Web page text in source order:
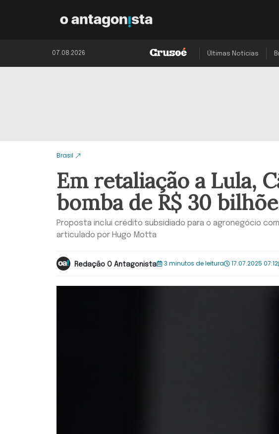
07.08.2026 Últimas Notícias
Brasil
Em retaliação a Lula,
bomba de R$ 30
Proposta inclui crédito subsidiado para o agronegócio
articulado por Hugo Motta
Redação O Antagonista 3 minutos de leitura 17.07.2025 07:12